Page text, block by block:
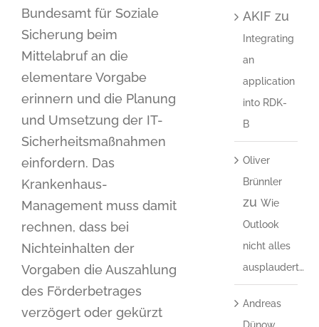
Bundesamt für Soziale
Sicherung beim
Mittelabruf an die
elementare Vorgabe
erinnern und die Planung
und Umsetzung der IT-
Sicherheitsmaßnahmen
einfordern. Das
Krankenhaus-
Management muss damit
rechnen, dass bei
Nichteinhalten der
Vorgaben die Auszahlung
des Förderbetrages
verzögert oder gekürzt
AKIF zu
Integrating
an
application
into RDK-
B
Oliver
Brünnler
zu Wie
Outlook
nicht alles
ausplaudert…
Andreas
Dünow